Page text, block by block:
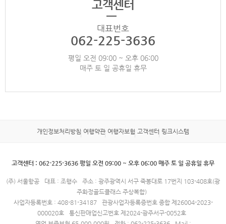
고객센터
대표번호
062-225-3636
평일 오전 09:00 ~ 오후 06:00
매주 토 일 공휴일 휴무
개인정보처리방침 여행약관 여행자보험 고객센터 링크시스템
고객센터 : 062-225-3636 평일 오전 09:00 ~ 오후 06:00 매주 토 일 공휴일 휴무
(주) 서울항공 대표 : 조행수
주소 : 광주광역시 서구 죽봉대로 17번지 103-408호(광
주화정골드클래스 주상복합)
사업자등록번호 : 408-81-34187
관광사업자등록증번호 종합 제26004-2023-
000020호
통신판매업신고번호 제2024-광주서구-0052호